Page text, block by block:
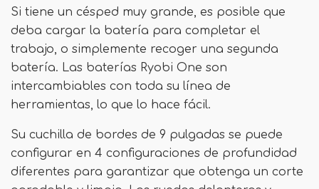
Si tiene un césped muy grande, es posible que
deba cargar la batería para completar el
trabajo, o simplemente recoger una segunda
batería. Las baterías Ryobi One son
intercambiables con toda su línea de
herramientas, lo que lo hace fácil.
Su cuchilla de bordes de 9 pulgadas se puede
configurar en 4 configuraciones de profundidad
diferentes para garantizar que obtenga un corte